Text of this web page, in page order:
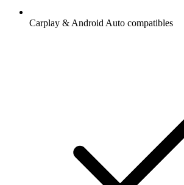
Carplay & Android Auto compatibles